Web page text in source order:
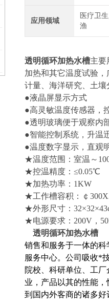
应用领域
医疗卫
渔
透明循环加热水槽主要
加热和其它温度试验
计量、海洋研究、土壤
●液晶屏显示方式
●高灵敏温度传感器，
●透明玻璃便于观察内
●智能控制系统，升温
●温度数字显示，直观
★温度范围：室温～
★控温精度：≤0.05℃
★加热功率：1KW
★工作槽容积：￠
★外形尺寸：
★电源要求：200V，
透明循环加热水槽
销售和服务于一体的
服务中心。公司吸收*
院校、科研单位、工
业，产品以其的性能
到国内外客商的诸多好